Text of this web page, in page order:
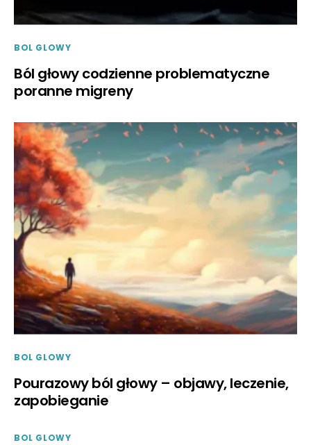
BOL GLOWY
Ból głowy codzienne problematyczne
poranne migreny
BOL GLOWY
Pourazowy ból głowy – objawy, leczenie,
zapobieganie
BOL GLOWY